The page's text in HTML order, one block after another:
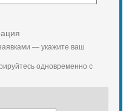
— укажите ваш
одновременно с